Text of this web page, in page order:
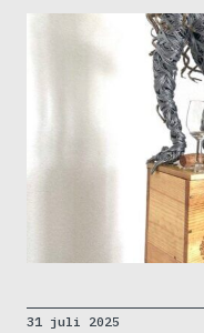
31 juli 2025